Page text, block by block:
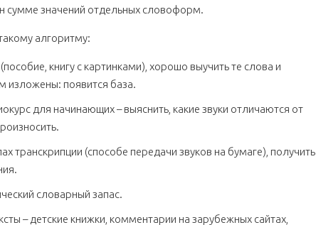
сумме значений отдельных словоформ.
алгоритму:
книгу с картинками), хорошо выучить те слова и
изложены: появится база.
для начинающих – выяснить, какие звуки отличаются от
транскрипции (способе передачи звуков на бумаге), получить
словарный запас.
– детские книжки, комментарии на зарубежных сайтах,